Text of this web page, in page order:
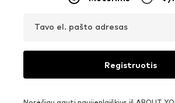
Tavo el. pašto adresas
Registruotis